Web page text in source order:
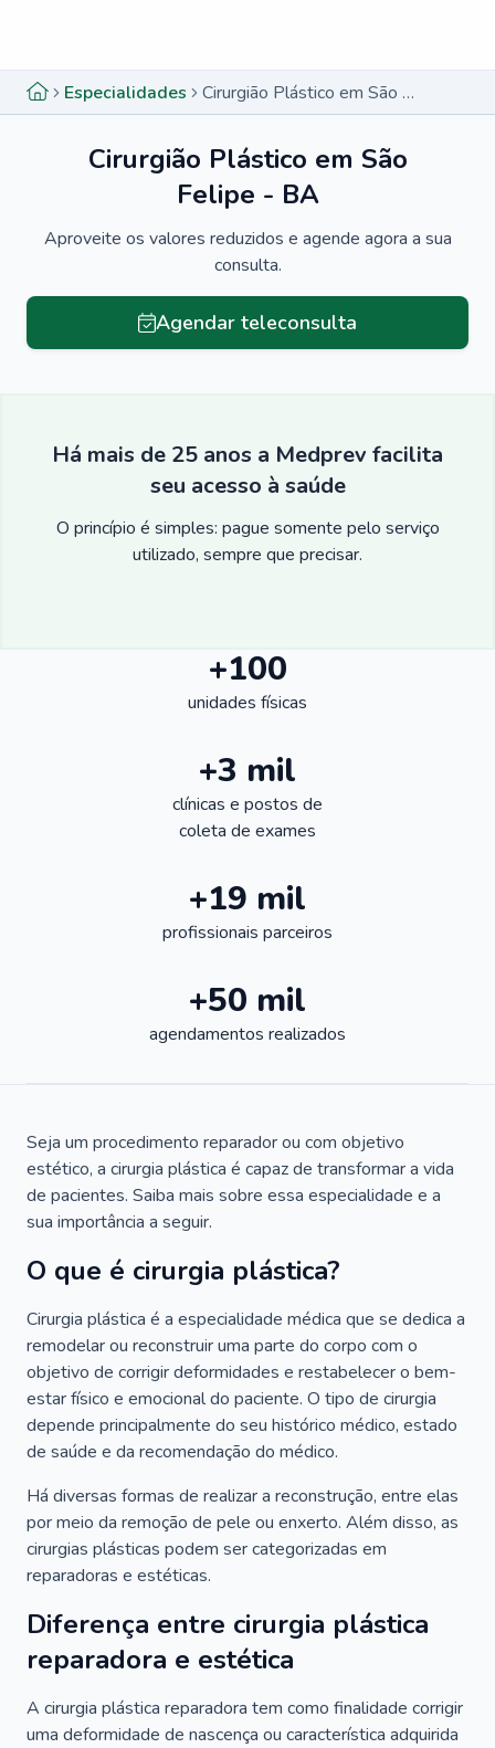
Especialidades Cirurgião Plástico em São Felipe - BA
Cirurgião Plástico em São
Felipe - BA
Aproveite os valores reduzidos e agende agora a sua
consulta.
Agendar teleconsulta
Há mais de 25 anos a Medprev facilita
seu acesso à saúde
O princípio é simples: pague somente pelo serviço
utilizado, sempre que precisar.
+100
unidades físicas
+3 mil
clínicas e postos de
coleta de exames
+19 mil
profissionais parceiros
+50 mil
agendamentos realizados
Seja um procedimento reparador ou com objetivo
estético, a cirurgia plástica é capaz de transformar a vida
de pacientes. Saiba mais sobre essa especialidade e a
sua importância a seguir.
O que é cirurgia plástica?
Cirurgia plástica é a especialidade médica que se dedica a
remodelar ou reconstruir uma parte do corpo com o
objetivo de corrigir deformidades e restabelecer o bem-
estar físico e emocional do paciente. O tipo de cirurgia
depende principalmente do seu histórico médico, estado
de saúde e da recomendação do médico.
Há diversas formas de realizar a reconstrução, entre elas
por meio da remoção de pele ou enxerto. Além disso, as
cirurgias plásticas podem ser categorizadas em
reparadoras e estéticas.
Diferença entre cirurgia plástica
reparadora e estética
A cirurgia plástica reparadora tem como finalidade corrigir
uma deformidade de nascença ou característica adquirida